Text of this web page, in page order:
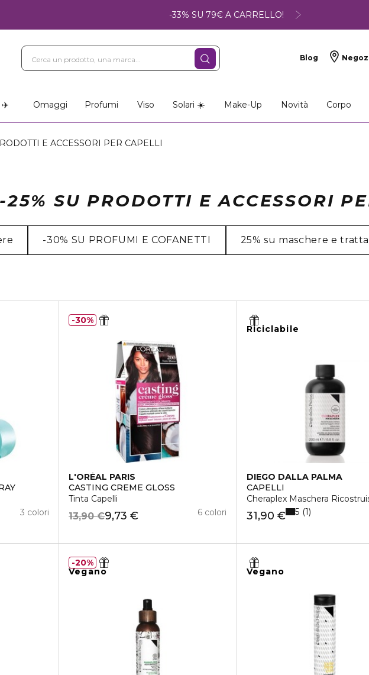
-33% SU 79€ A CARRELLO!
Blog
✈️ Omaggi Profumi Viso Solari ☀️ Make-Up Novità Corpo
E ACCESSORI PER CAPELLI
-25% SU PRODOTTI E ACCESSORI
-30% SU PROFUMI E COFANETTI 25% su maschere e
3 colori
L'ORÉAL PARIS
CASTING CREME GLOSS
Tinta Capelli
9,73 €
13,90 € 6 colori
30%
Riciclabile
DIEGO DALLA PALMA
CAPELLI
Cheraplex Maschera
31,90 € 5 1
Vegano
20%
Vegano